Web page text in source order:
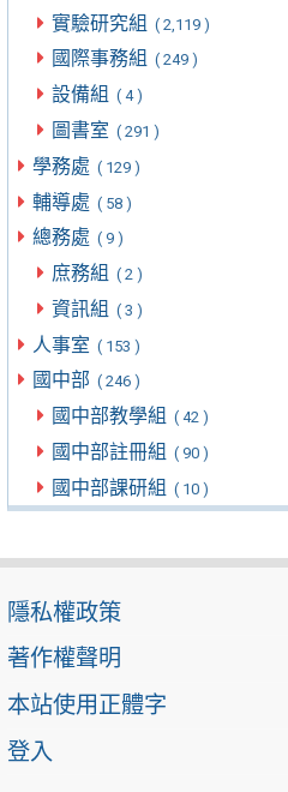
實驗研究組 ( 2,119 )
國際事務組 ( 249 )
設備組 ( 4 )
圖書室 ( 291 )
學務處 ( 129 )
輔導處 ( 58 )
總務處 ( 9 )
庶務組 ( 2 )
資訊組 ( 3 )
人事室 ( 153 )
國中部 ( 246 )
國中部教學組 ( 42 )
國中部註冊組 ( 90 )
國中部課研組 ( 10 )
隱私權政策
著作權聲明
本站使用正體字
登入